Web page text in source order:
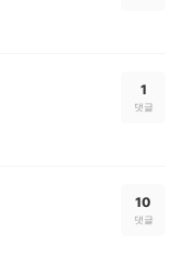
1
댓글
10
댓글